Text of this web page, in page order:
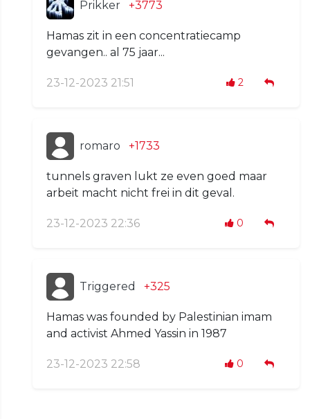
Prikker +3773
Hamas zit in een concentratiecamp
gevangen.. al 75 jaar...
23-12-2023 21:51 2
romaro +1733
tunnels graven lukt ze even goed maar
arbeit macht nicht frei in dit geval.
23-12-2023 22:36 0
Triggered +325
Hamas was founded by Palestinian imam
and activist Ahmed Yassin in 1987
23-12-2023 22:58 0